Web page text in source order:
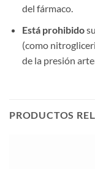
del fármaco.
Está prohibido
(como
de la presión
PRODUCTOS